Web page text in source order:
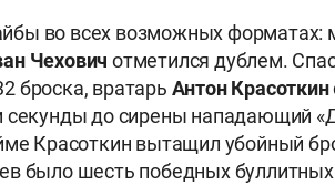
во всех возможных форматах:
Чехович отметился дублем.
броска, вратарь Антон Красоткин
секунды до сирены нападающий
Красоткин вытащил убойный
было шесть победных